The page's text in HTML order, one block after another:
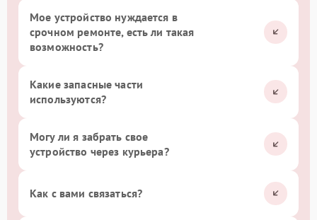
Мое устройство нуждается в
срочном ремонте, есть ли такая
возможность?
Какие запасные части
используются?
Могу ли я забрать свое
устройство через курьера?
Как с вами связаться?